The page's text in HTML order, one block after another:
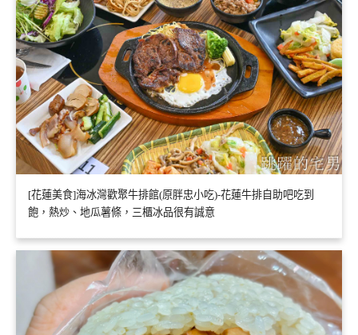
[花蓮美食]海冰灣歡聚牛排館(原胖忠小吃)-花蓮牛排自助吧吃到
飽，熱炒、地瓜薯條，三櫃冰品很有誠意